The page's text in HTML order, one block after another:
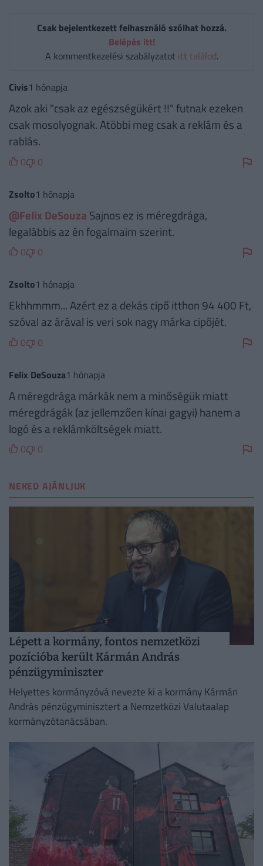
Csak bejelentkezett felhasználó szólhat hozzá.
Belépés itt!
A kommentkezelési szabályzatot itt találod.
Civis1 hónapja
Azok aki "csak az egészségükért !!" futnak ezeken
csak mosolyognak. Atöbbi meg csak a reklám és a
rablás.
0 0
Zsolto1 hónapja
@Felix DeSouza Sajnos ez is méregdrága,
legalábbis az én fogalmaim szerint.
0 0
Zsolto1 hónapja
Ekhhmmm... Azért ez a dekás cipő itthon 94 400 Ft,
szóval az árával is veri sok nagy márka cipőjét.
0 0
Felix DeSouza1 hónapja
A méregdrága márkák nem a minőségük miatt
méregdrágák (az jellemzően kínai gagyi) hanem a
logó és a reklámköltségek miatt.
0 0
NEKED AJÁNLJUK
Lépett a kormány, fontos nemzetközi
pozícióba került Kármán András
pénzügyminiszter
Helyettes kormányzóvá nevezte ki a kormány Kármán
András pénzügyminisztert a Nemzetközi Valutaalap
kormányzótanácsában.